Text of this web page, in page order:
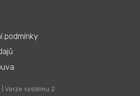
podmínky
Verze systému 2